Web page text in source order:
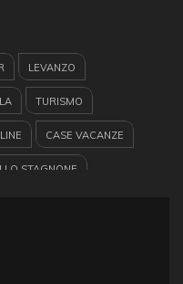
LEVANZO
TURISMO
CASE VACANZE
STAGNONE